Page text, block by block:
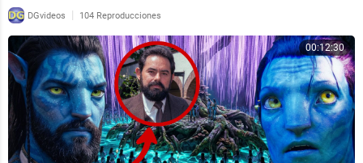
DGvideos | 104 Reproducciones
00:12:30